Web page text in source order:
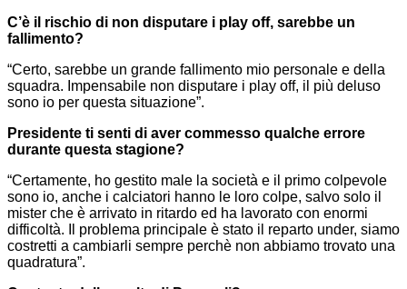
C’è il rischio di non disputare i play off, sarebbe un
fallimento?
“Certo, sarebbe un grande fallimento mio personale e della
squadra. Impensabile non disputare i play off, il più deluso
sono io per questa situazione”.
Presidente ti senti di aver commesso qualche errore
durante questa stagione?
“Certamente, ho gestito male la società e il primo colpevole
sono io, anche i calciatori hanno le loro colpe, salvo solo il
mister che è arrivato in ritardo ed ha lavorato con enormi
difficoltà. Il problema principale è stato il reparto under, siamo
costretti a cambiarli sempre perchè non abbiamo trovato una
quadratura”.